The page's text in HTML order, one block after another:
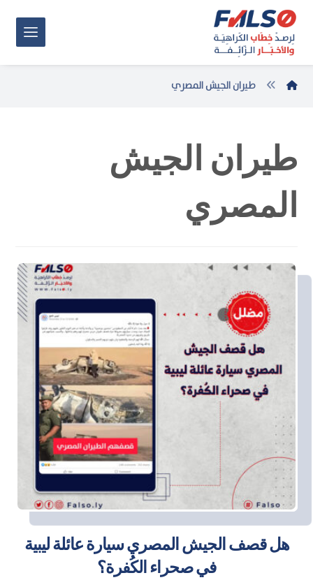
طيران الجيش المصري
طيران الجيش
المصري
هل قصف الجيش المصري سيارة عائلة ليبية
في صحراء الكُفرة؟